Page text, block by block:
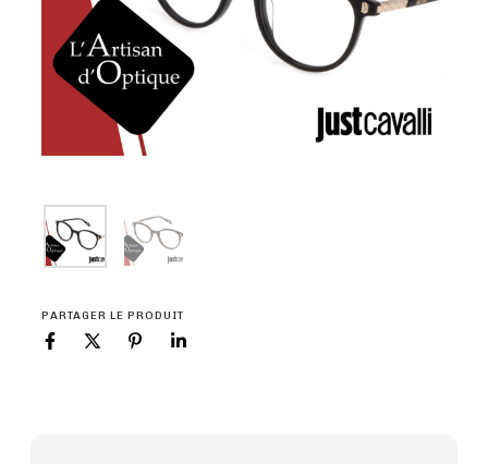
PARTAGER LE PRODUIT